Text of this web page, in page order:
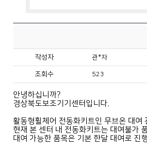
작성자 관*자
조회수 523
안녕하십니까?
경상북도보조기기센터입니다.
활동형휠체어 전동화키트인 무브온 대여
현재 본 센터 내 전동화키트는 대여불가
대여 가능한 품목은 기본 한달 대여로 진